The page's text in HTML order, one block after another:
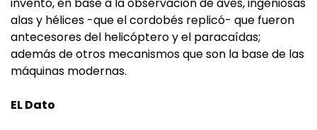
alas y hélices -que el cordobés replicó- que fueron
antecesores del helicóptero y el paracaídas;
además de otros mecanismos que son la base de las
máquinas modernas.
EL Dato